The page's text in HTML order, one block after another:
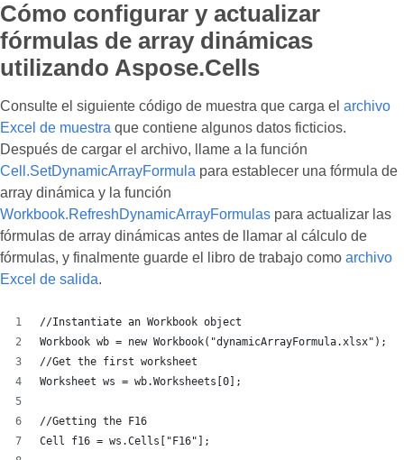
Cómo configurar y actualizar
fórmulas de array dinámicas
utilizando Aspose.Cells
Consulte el siguiente código de muestra que carga el archivo
Excel de muestra que contiene algunos datos ficticios.
Después de cargar el archivo, llame a la función
Cell.SetDynamicArrayFormula para establecer una fórmula de
array dinámica y la función
Workbook.RefreshDynamicArrayFormulas para actualizar las
fórmulas de array dinámicas antes de llamar al cálculo de
fórmulas, y finalmente guarde el libro de trabajo como archivo
Excel de salida.
//Instantiate an Workbook object
Workbook wb = new Workbook("dynamicArrayFormula.xlsx");
//Get the first worksheet
Worksheet ws = wb.Worksheets[0];
//Getting the F16
Cell f16 = ws.Cells["F16"];